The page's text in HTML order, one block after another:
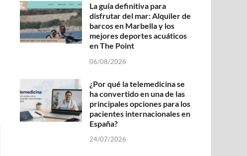
La guía definitiva para
disfrutar del mar: Alquiler de
barcos en Marbella y los
mejores deportes acuáticos
en The Point
06/08/2026
¿Por qué la telemedicina se
ha convertido en una de las
principales opciones para los
pacientes internacionales en
España?
24/07/2026